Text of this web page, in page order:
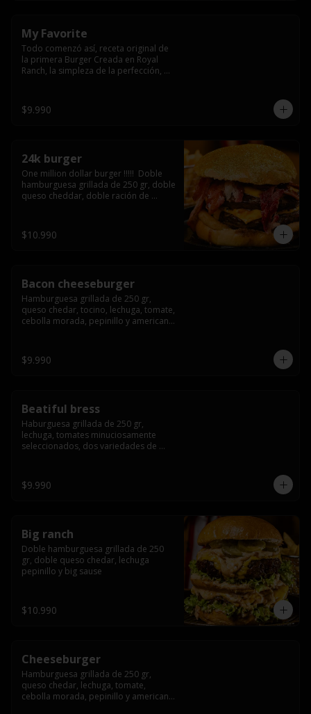
My Favorite
Todo comenzó así, receta original de
la primera Burger Creada en Royal
Ranch, la simpleza de la perfección,
queso cheddar
$9.990
24k burger
One million dollar burger !!!!!  Doble
hamburguesa grillada de 250 gr, doble
queso cheddar, doble ración de
gold glitter
$10.990
Bacon cheeseburger
Hamburguesa grillada de 250 gr,
queso chedar, tocino, lechuga, tomate,
cebolla morada, pepinillo y american
$9.990
Beatiful bress
Haburguesa grillada de 250 gr,
lechuga, tomates minuciosamente
seleccionados, dos variedades de
lentamente en el grill, para finalizar
todo con una envolvente salsa cristal
$9.990
Big ranch
Doble hamburguesa grillada de 250
gr, doble queso chedar, lechuga
pepinillo y big sause
$10.990
Cheeseburger
Hamburguesa grillada de 250 gr,
queso chedar, lechuga, tomate,
cebolla morada, pepinillo y american